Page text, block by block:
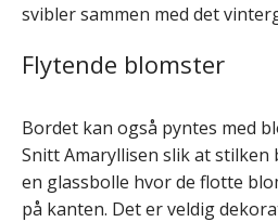
svibler sammen med det
Flytende blomster
Bordet kan også pyntes med
Snitt Amaryllisen slik at
en glassbolle hvor de flotte
på kanten. Det er veldig